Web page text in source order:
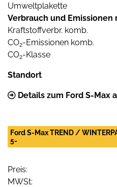
Umweltplakette
Verbrauch und Emissionen
Kraftstoffverbr. komb.
CO2-Emissionen komb.
CO2-Klasse
Standort
Details zum Ford S-Max
Ford S-Max TREND /
5-
Preis:
MWSt: